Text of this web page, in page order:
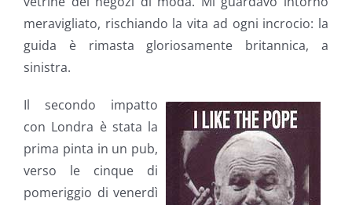
meravigliato, rischiando la vita ad ogni incrocio: la
guida è rimasta gloriosamente britannica, a
sinistra.
Il secondo impatto
con Londra è stata la
prima pinta in un pub,
verso le cinque di
pomeriggio di venerdì